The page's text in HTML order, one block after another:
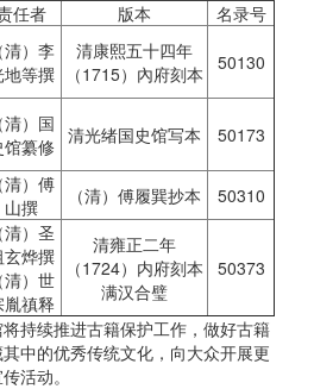
任者 版本 名录号
（清）李
地等撰
清康熙五十四年
（1715）內府刻本
50130
（清）国
馆纂修 清光绪国史馆写本 50173
（清）傅
山撰
（清）傅履巽抄本 50310
（清）圣
玄烨撰
（清）世
胤禛释
清雍正二年
（1724）内府刻本
满汉合璧
50373
续推进古籍保护工作，做好古籍
中的优秀传统文化，向大众开展更
活动。